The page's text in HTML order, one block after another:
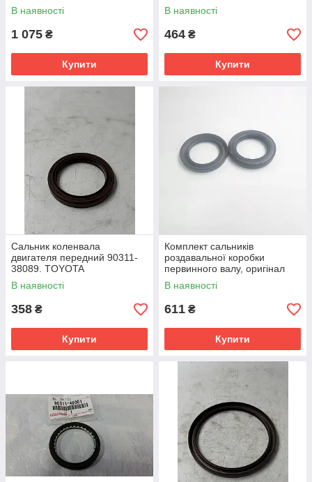
В наявності
1 075 ₴
Купити
В наявності
464 ₴
Купити
Сальник коленвала
двигателя передний 90311-
38089. TOYOTA
В наявності
358 ₴
Купити
Комплект сальників
роздавальної коробки
первинного валу, оригінал
MR145502
В наявності
611 ₴
Купити